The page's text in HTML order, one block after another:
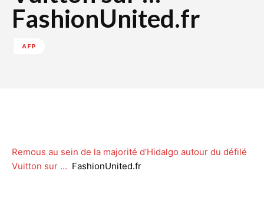
FashionUnited.fr
AFP
Remous au sein de la majorité d’Hidalgo autour du défilé
Vuitton sur … FashionUnited.fr